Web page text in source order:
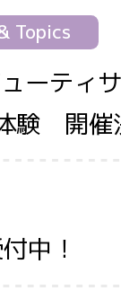
Topics
ーティ
験 開催
中！